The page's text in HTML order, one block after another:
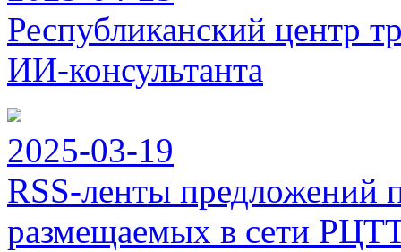
Республиканский центр
ИИ-консультанта
2025-03-19
RSS-ленты предложений
размещаемых в сети